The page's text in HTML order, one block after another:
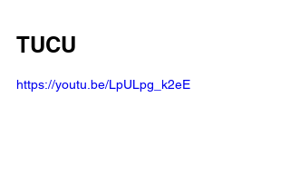
TUCU
https://youtu.be/LpULpg_k2eE